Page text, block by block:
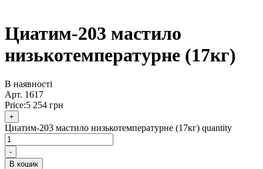
Циатим-203 мастило
низькотемпературне (17кг)
В наявності
Арт. 1617
Price:5 254 грн
+
Циатим-203 мастило низькотемпературне (17кг) quantity
-
В кошик